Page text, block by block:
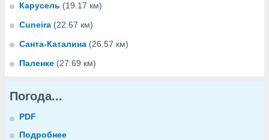
Карусель (19.17 км)
Cuneira (22.67 км)
Санта-Каталина (26.57 км)
Паленке (27.69 км)
Погода...
PDF
Подробнее